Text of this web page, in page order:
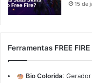
15 de
Ferramentas FREE
Bio Colorida: